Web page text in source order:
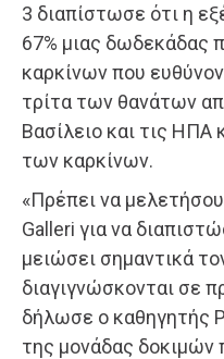
3 διαπίστωσε ότι η
67% μιας δωδεκάδας
καρκίνων που
τρίτα των θανάτων
Βασίλειο και τις ΗΠΑ
των καρκίνων.
«Πρέπει να
Galleri για να
μειώσει σημαντικά
διαγιγνώσκονται σε
δήλωσε ο καθηγητής
της μονάδας δοκιμών